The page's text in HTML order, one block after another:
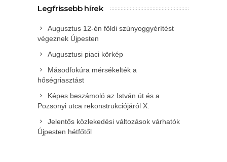
Legfrissebb hírek
Augusztus 12-én földi szúnyoggyérítést
végeznek Újpesten
Augusztusi piaci körkép
Másodfokúra mérsékelték a
hőségriasztást
Képes beszámoló az István út és a
Pozsonyi utca rekonstrukciójáról X.
Jelentős közlekedési változások várhatók
Újpesten hétfőtől